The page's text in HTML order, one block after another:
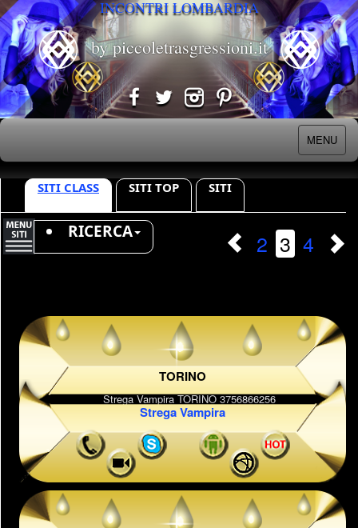
INCONTRI LOMBARDIA
by piccoletrasgressioni.it
MENU
SITI CLASS SITI TOP SITI
RICERCA 2 3 4
TORINO
Strega Vampira